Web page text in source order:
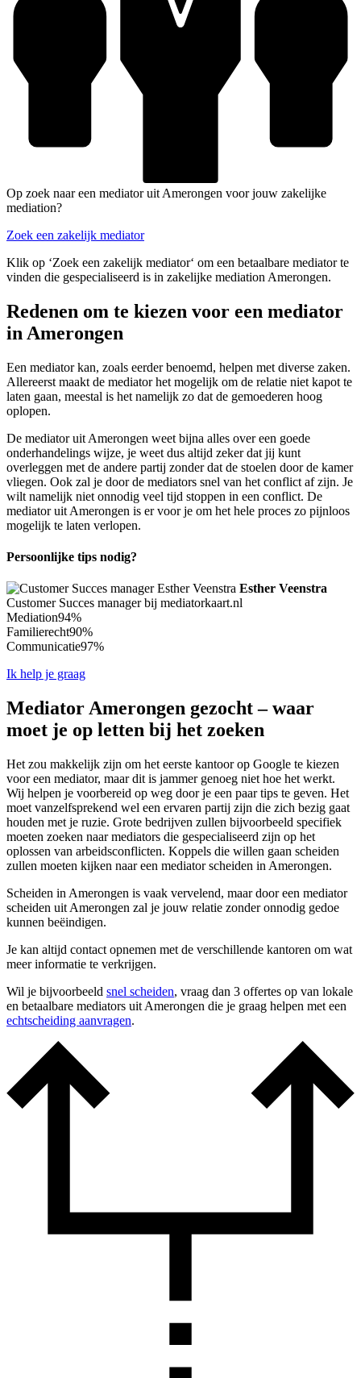
Op zoek naar een mediator uit Amerongen voor jouw zakelijke
mediation?
Zoek een zakelijk mediator
Klik op ‘Zoek een zakelijk mediator‘ om een betaalbare mediator te
vinden die gespecialiseerd is in zakelijke mediation Amerongen.
Redenen om te kiezen voor een mediator
in Amerongen
Een mediator kan, zoals eerder benoemd, helpen met diverse zaken.
Allereerst maakt de mediator het mogelijk om de relatie niet kapot te
laten gaan, meestal is het namelijk zo dat de gemoederen hoog
oplopen.
De mediator uit Amerongen weet bijna alles over een goede
onderhandelings wijze, je weet dus altijd zeker dat jij kunt
overleggen met de andere partij zonder dat de stoelen door de kamer
vliegen. Ook zal je door de mediators snel van het conflict af zijn. Je
wilt namelijk niet onnodig veel tijd stoppen in een conflict. De
mediator uit Amerongen is er voor je om het hele proces zo pijnloos
mogelijk te laten verlopen.
Persoonlijke tips nodig?
Esther Veenstra
Customer Succes manager bij mediatorkaart.nl
Mediation94%
Familierecht90%
Communicatie97%
Ik help je graag
Mediator Amerongen gezocht – waar
moet je op letten bij het zoeken
Het zou makkelijk zijn om het eerste kantoor op Google te kiezen
voor een mediator, maar dit is jammer genoeg niet hoe het werkt.
Wij helpen je voorbereid op weg door je een paar tips te geven. Het
moet vanzelfsprekend wel een ervaren partij zijn die zich bezig gaat
houden met je ruzie. Grote bedrijven zullen bijvoorbeeld specifiek
moeten zoeken naar mediators die gespecialiseerd zijn op het
oplossen van arbeidsconflicten. Koppels die willen gaan scheiden
zullen moeten kijken naar een mediator scheiden in Amerongen.
Scheiden in Amerongen is vaak vervelend, maar door een mediator
scheiden uit Amerongen zal je jouw relatie zonder onnodig gedoe
kunnen beëindigen.
Je kan altijd contact opnemen met de verschillende kantoren om wat
meer informatie te verkrijgen.
Wil je bijvoorbeeld snel scheiden, vraag dan 3 offertes op van lokale
en betaalbare mediators uit Amerongen die je graag helpen met een
echtscheiding aanvragen.